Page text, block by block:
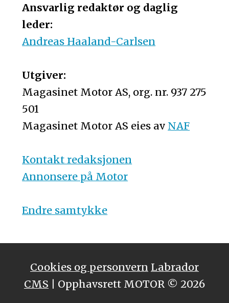
Ansvarlig redaktør og daglig
leder:
Andreas Haaland-Carlsen
Utgiver:
Magasinet Motor AS, org. nr. 937 275
501
Magasinet Motor AS eies av NAF
Kontakt redaksjonen
Annonsere på Motor
Endre samtykke
Cookies og personvern Labrador
CMS | Opphavsrett MOTOR © 2026